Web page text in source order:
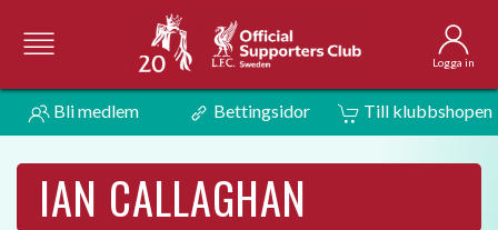
Logga in
Bli medlem Bettingsidor Till klubbshopen
IAN CALLAGHAN